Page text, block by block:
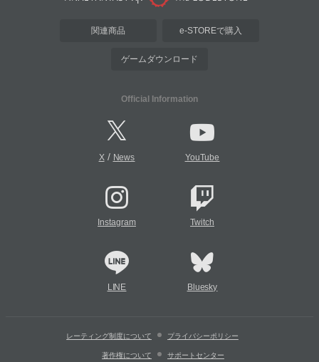
関連商品 e-STOREで購入
ゲームダウンロード
Official Information
X/ News YouTube
Instagram Twitch
LINE Bluesky
レーティング制度について プライバシーポリシー
著作権について サポートセンター